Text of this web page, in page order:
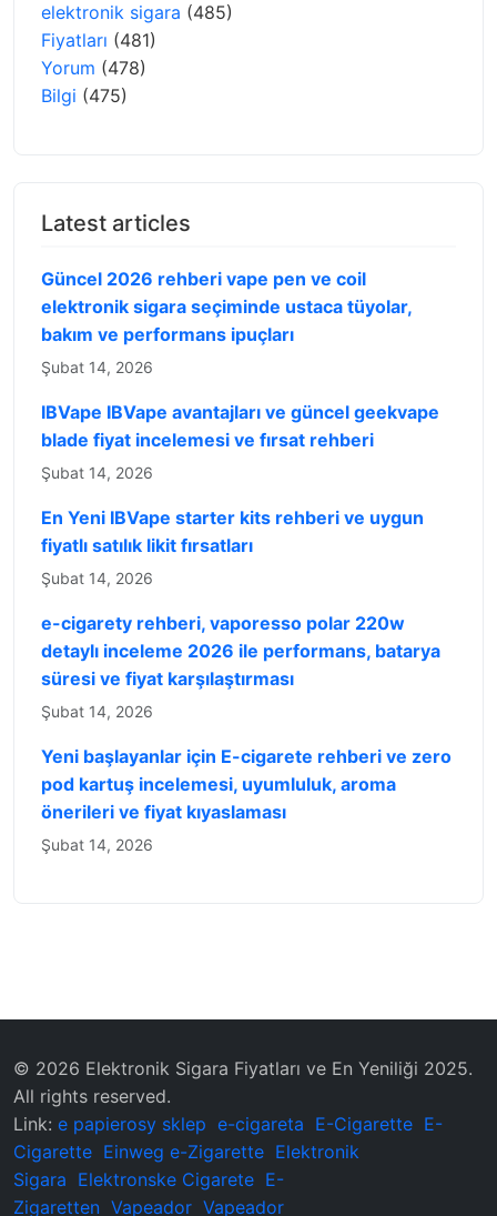
elektronik sigara (485)
Fiyatları (481)
Yorum (478)
Bilgi (475)
Latest articles
Güncel 2026 rehberi vape pen ve coil
elektronik sigara seçiminde ustaca tüyolar,
bakım ve performans ipuçları
Şubat 14, 2026
IBVape IBVape avantajları ve güncel geekvape
blade fiyat incelemesi ve fırsat rehberi
Şubat 14, 2026
En Yeni IBVape starter kits rehberi ve uygun
fiyatlı satılık likit fırsatları
Şubat 14, 2026
e-cigarety rehberi, vaporesso polar 220w
detaylı inceleme 2026 ile performans, batarya
süresi ve fiyat karşılaştırması
Şubat 14, 2026
Yeni başlayanlar için E-cigarete rehberi ve zero
pod kartuş incelemesi, uyumluluk, aroma
önerileri ve fiyat kıyaslaması
Şubat 14, 2026
© 2026 Elektronik Sigara Fiyatları ve En Yeniliği 2025.
All rights reserved.
Link: e papierosy sklep e-cigareta E-Cigarette E-
Cigarette Einweg e-Zigarette Elektronik
Sigara Elektronske Cigarete E-
Zigaretten Vapeador Vapeador